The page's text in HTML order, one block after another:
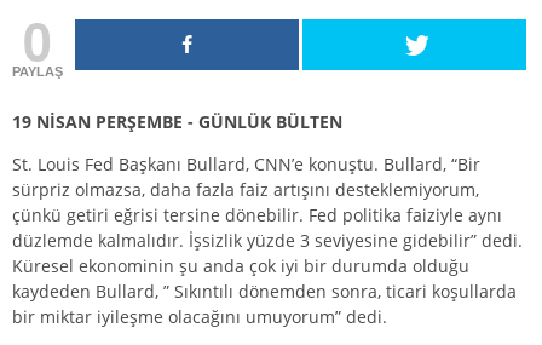
0
PAYLAŞ
19 NİSAN PERŞEMBE - GÜNLÜK BÜLTEN
St. Louis Fed Başkanı Bullard, CNN’e konuştu. Bullard, “Bir
sürpriz olmazsa, daha fazla faiz artışını desteklemiyorum,
çünkü getiri eğrisi tersine dönebilir. Fed politika faiziyle aynı
düzlemde kalmalıdır. İşsizlik yüzde 3 seviyesine gidebilir” dedi.
Küresel ekonominin şu anda çok iyi bir durumda olduğu
kaydeden Bullard, ” Sıkıntılı dönemden sonra, ticari koşullarda
bir miktar iyileşme olacağını umuyorum” dedi.